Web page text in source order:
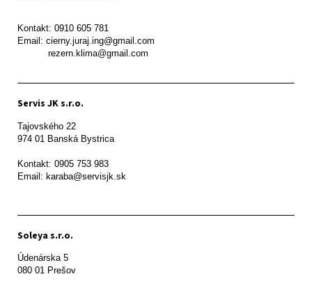
Kontakt: 0910 605 781
Email: cierny.juraj.ing@gmail.com
           rezern.klima@gmail.com
Servis JK s.r.o.
Tajovského 22
974 01 Banská Bystrica
Kontakt: 0905 753 983
Email: karaba@servisjk.sk
Soleya s.r.o.
Údenárska 5
080 01 Prešov